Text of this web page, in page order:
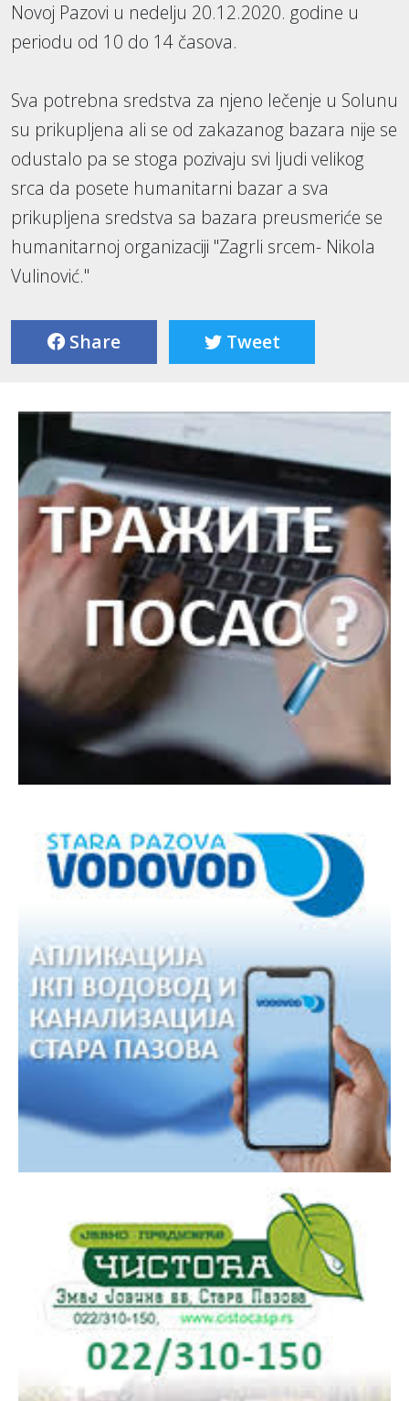
Novoj Pazovi u nedelju 20.12.2020. godine u
periodu od 10 do 14 časova.
Sva potrebna sredstva za njeno lečenje u Solunu
su prikupljena ali se od zakazanog bazara nije se
odustalo pa se stoga pozivaju svi ljudi velikog
srca da posete humanitarni bazar a sva
prikupljena sredstva sa bazara preusmeriće se
humanitarnoj organizaciji "Zagrli srcem- Nikola
Vulinović."
Share Tweet